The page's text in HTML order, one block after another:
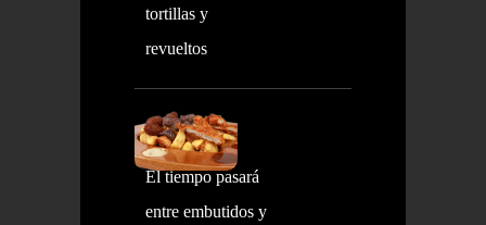
tortillas y
revueltos
El tiempo pasará
entre embutidos y